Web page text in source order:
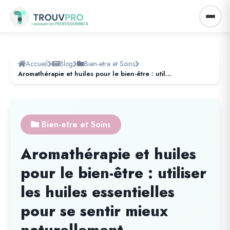
Accueil Blog Bien-etre et Soins
Aromathérapie et huiles pour le bien-être : utiliser les huiles essentielles pour se sentir mieux naturellement
Bien-etre et Soins
Aromathérapie et huiles
pour le bien-être : utiliser
les huiles essentielles
pour se sentir mieux